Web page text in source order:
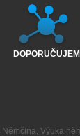
Němčina, Výuka